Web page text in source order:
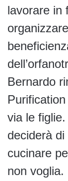
lavorare in
Bernardo
via le
deciderà
cucinare
non voglia.